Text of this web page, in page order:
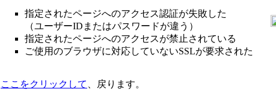
指定されたページへのアクセス認証が失敗した
（ユーザーIDまたはパスワードが違う）
指定されたページへのアクセスが禁止されている
ご使用のブラウザに対応していないSSLが要求された
ここをクリックして 、戻ります。